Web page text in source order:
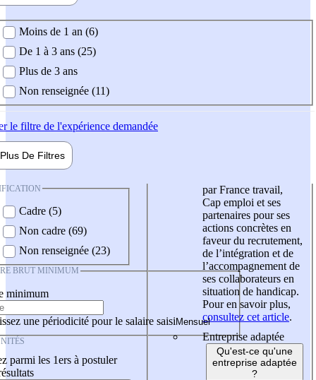
demandée
Moins de 1 an (6)
De 1 à 3 ans (25)
Plus de 3 ans
Non renseignée (11)
le filtre de l'expérience demandée
Plus De Filtres
Cadre (5)
Non cadre (69)
Non renseignée (23)
BRUT MINIMUM
minimum
une périodicité pour le salaire saisi
parmi les 1ers à postuler
par France travail,
Cap emploi et ses
partenaires pour ses
actions concrètes en
faveur du recrutement,
de l’intégration et de
l’accompagnement de
ses collaborateurs en
situation de handicap.
Pour en savoir plus,
consultez cet article.
Entreprise adaptée
Qu'est-ce qu'une
entreprise adaptée
?